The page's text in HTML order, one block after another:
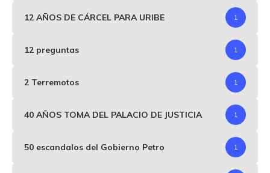
12 AÑOS DE CÁRCEL PARA URIBE 1
12 preguntas 1
2 Terremotos 1
40 AÑOS TOMA DEL PALACIO DE JUSTICIA 1
50 escandalos del Gobierno Petro 1